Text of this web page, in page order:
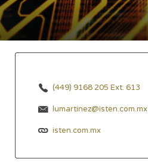
(449) 9168 205 Ext. 613
lumartinez@isten.com.mx
isten.com.mx